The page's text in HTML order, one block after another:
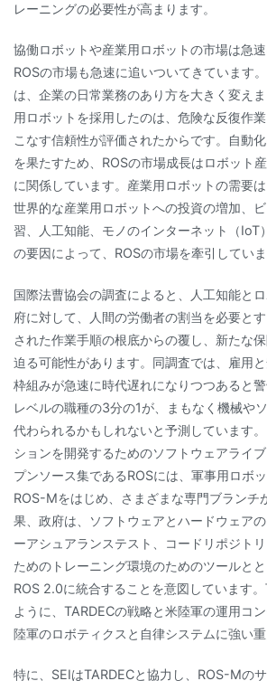
レーニングの必要性が高まります。
協働ロボットや産業用ロボットの市場は急速
ROSの市場も急速に追いついてきています
は、企業の日常業務のあり方を大きく変え
用ロボットを採用したのは、危険な反復作
こなす信頼性が評価されたからです。自動
を果たすため、ROSの市場成長はロボット
に関係しています。産業用ロボットの需要は
世界的な産業用ロボットへの投資の増加、
習、人工知能、モノのインターネット（IoT
の要因によって、ROSの市場を牽引していま
国際法曹協会の調査によると、人工知能と
府に対して、人間の労働者の割当を必要と
された作業手順の根底からの覆し、新たな
迫る可能性があります。同調査では、雇用
枠組みが急速に時代遅れになりつつあると
レベルの職種の3分の1が、まもなく機械や
代わられるかもしれないと予測しています
ションを開発するためのソフトウェアライ
プンソース集であるROSには、軍事用ロボ
ROS-Mをはじめ、さまざまな専門ブランチ
果、政府は、ソフトウェアとハードウェア
ーアシュアランステスト、コードリポジト
ためのトレーニング環境のためのツールと
ROS 2.0に統合することを意図しています
ように、TARDECの戦略と米陸軍の運用コ
陸軍のロボティクスと自律システムに強い重
特に、SEIはTARDECと協力し、ROS-Mの